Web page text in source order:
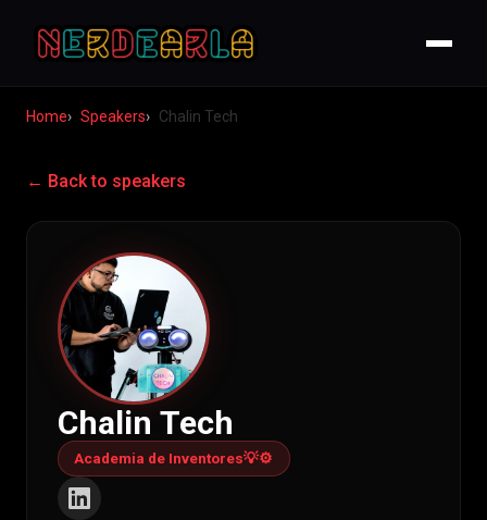
Home Speakers Chalin Tech
← Back to speakers
Chalin Tech
Academia de Inventores💡⚙️